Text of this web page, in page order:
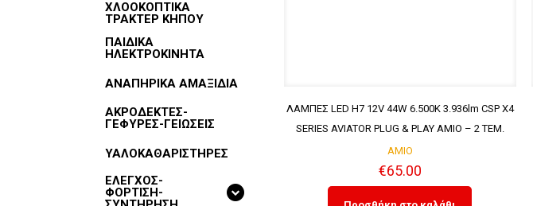
ΛΑΜΠΕΣ LED H7 12V 44W 6.500K 3.936lm CSP X4
SERIES AVIATOR PLUG & PLAY ΑΜΙΟ – 2 ΤΕΜ.
AMIO
€65.00
ΧΛΟΟΚΟΠΤΙΚΑ
ΤΡΑΚΤΕΡ ΚΗΠΟΥ
ΠΑΙΔΙΚΑ
ΗΛΕΚΤΡΟΚΙΝΗΤΑ
ΑΝΑΠΗΡΙΚΑ ΑΜΑΞΙΔΙΑ
ΑΚΡΟΔΕΚΤΕΣ-
ΓΕΦΥΡΕΣ-ΓΕΙΩΣΕΙΣ
ΥΑΛΟΚΑΘΑΡΙΣΤΗΡΕΣ
ΕΛΕΓΧΟΣ-
ΦΟΡΤΙΣΗ-